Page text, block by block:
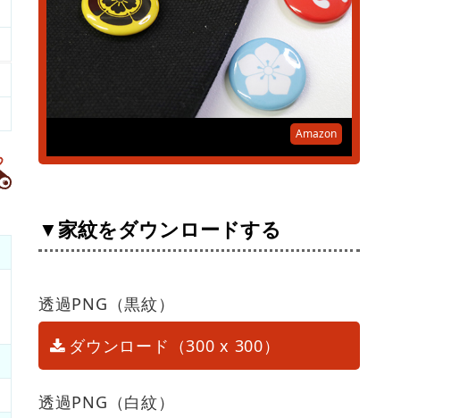
Amazon
▼家紋をダウンロードする
透過PNG（黒紋）
ダウンロード（300 x 300）
透過PNG（白紋）